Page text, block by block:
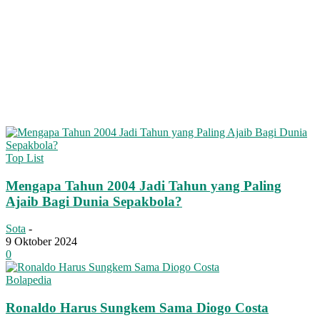
Top List
Mengapa Tahun 2004 Jadi Tahun yang Paling
Ajaib Bagi Dunia Sepakbola?
Sota -
9 Oktober 2024
0
Bolapedia
Ronaldo Harus Sungkem Sama Diogo Costa